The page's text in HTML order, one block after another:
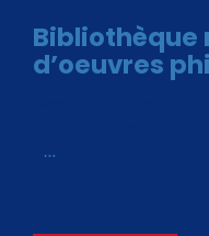
Bibliothèque
d’oeuvres
…